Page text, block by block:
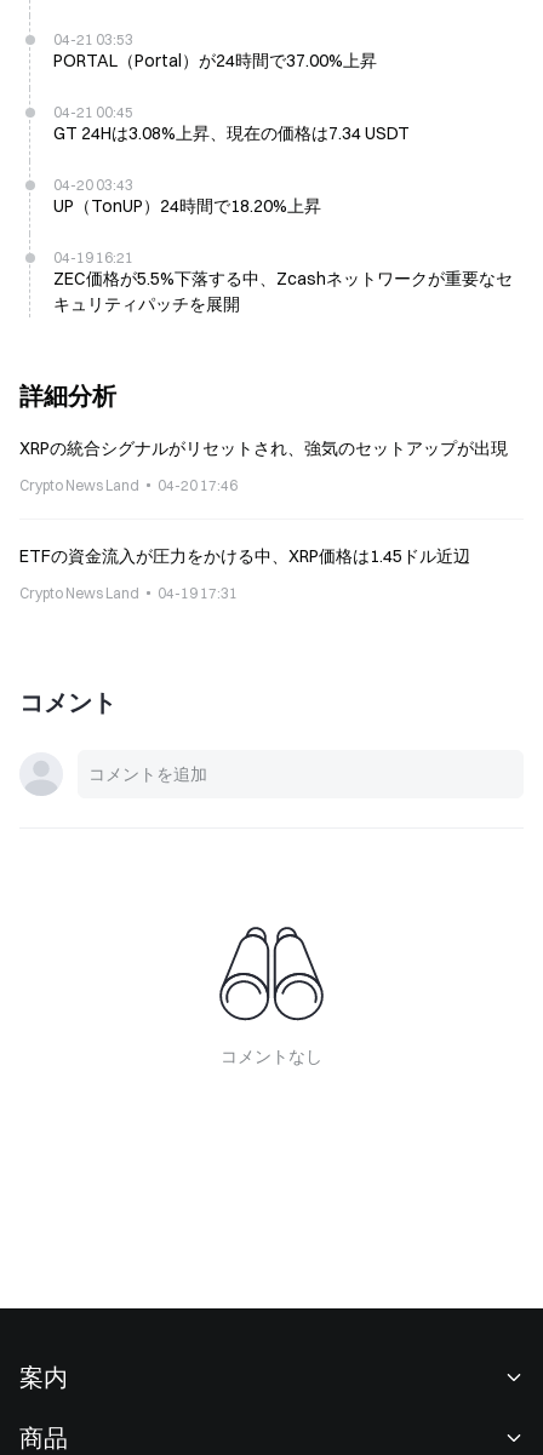
04-21 03:53
PORTAL（Portal）が24時間で37.00%上昇
04-21 00:45
GT 24Hは3.08%上昇、現在の価格は7.34 USDT
04-20 03:43
UP（TonUP）24時間で18.20%上昇
04-19 16:21
ZEC価格が5.5%下落する中、Zcashネットワークが重要なセ
キュリティパッチを展開
詳細分析
XRPの統合シグナルがリセットされ、強気のセットアップが出現
Crypto News Land 04-20 17:46
ETFの資金流入が圧力をかける中、XRP価格は1.45ドル近辺
Crypto News Land 04-19 17:31
コメント
コメントなし
案内
商品